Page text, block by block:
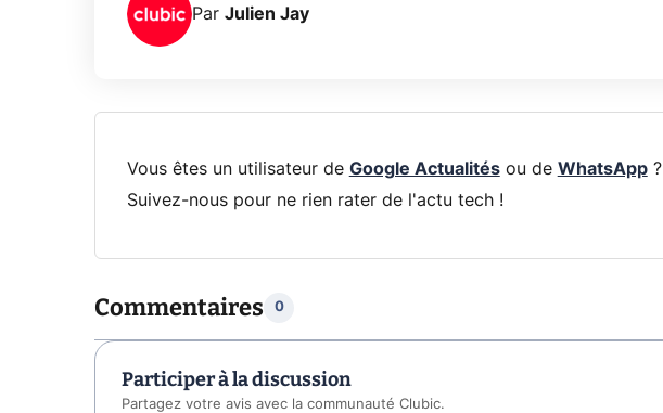
Par Julien Jay
Vous êtes un utilisateur de Google Actualitésou de WhatsApp?
Suivez-nous pour ne rien rater de l'actu tech !
Commentaires 0
Participer à la discussion
Partagez votre avis avec la communauté Clubic.